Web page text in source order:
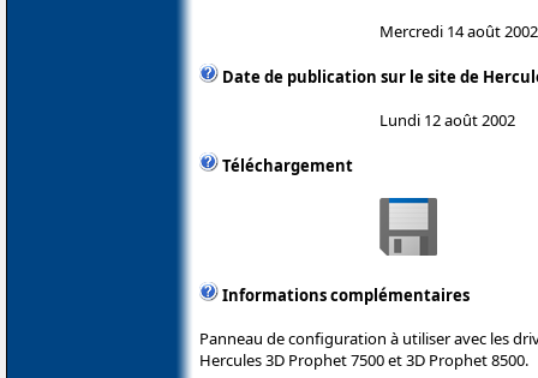
Mercredi 14 août 2002
Date de publication sur le site de
Lundi 12 août 2002
Téléchargement
Informations complémentaires
Panneau de configuration à utiliser avec les
Hercules 3D Prophet 7500 et 3D Prophet 8500.